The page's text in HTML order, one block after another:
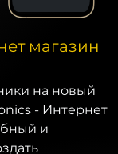
магазин
на новый
- Интернет
и